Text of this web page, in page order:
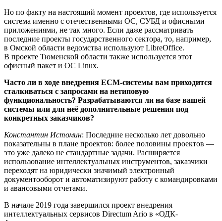
Но по факту на настоящий момент проектов, где используется
система именно с отечественными ОС, СУБД и офисными
приложениями, не так много. Если даже рассматривать
последние проекты государственного сектора, то, например,
в Омской области ведомства используют LibreOffice.
В проекте Тюменской области также используется этот
офисный пакет и ОС Linux.
Часто ли в ходе внедрения ECM-системы вам приходится
сталкиваться с запросами на нетиповую
функциональность? Разрабатываются ли на базе вашей
системы или для неё дополнительные решения под
конкретных заказчиков?
Константин Истомин: Последние несколько лет довольно
показательны в плане проектов: более половины проектов —
это уже далеко не стандартные задачи. Расширяется
использование интеллектуальных инструментов, заказчики
переходят на юридически значимый электронный
документооборот и автоматизируют работу с командировками
и авансовыми отчетами.
В начале 2019 года завершился проект внедрения
интеллектуальных сервисов Directum Ario в «ОДК-